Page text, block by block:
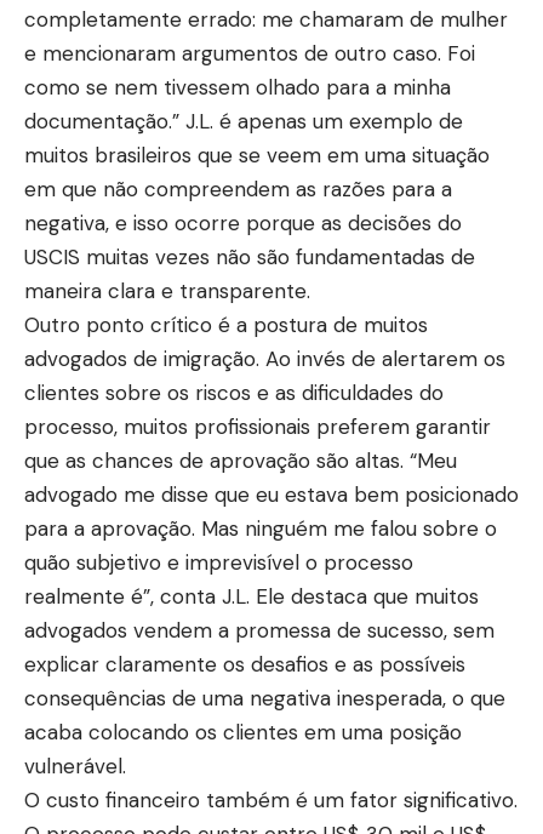
completamente errado: me chamaram de mulher
e mencionaram argumentos de outro caso. Foi
como se nem tivessem olhado para a minha
documentação.” J.L. é apenas um exemplo de
muitos brasileiros que se veem em uma situação
em que não compreendem as razões para a
negativa, e isso ocorre porque as decisões do
USCIS muitas vezes não são fundamentadas de
maneira clara e transparente.
Outro ponto crítico é a postura de muitos
advogados de imigração. Ao invés de alertarem os
clientes sobre os riscos e as dificuldades do
processo, muitos profissionais preferem garantir
que as chances de aprovação são altas. “Meu
advogado me disse que eu estava bem posicionado
para a aprovação. Mas ninguém me falou sobre o
quão subjetivo e imprevisível o processo
realmente é”, conta J.L. Ele destaca que muitos
advogados vendem a promessa de sucesso, sem
explicar claramente os desafios e as possíveis
consequências de uma negativa inesperada, o que
acaba colocando os clientes em uma posição
vulnerável.
O custo financeiro também é um fator significativo.